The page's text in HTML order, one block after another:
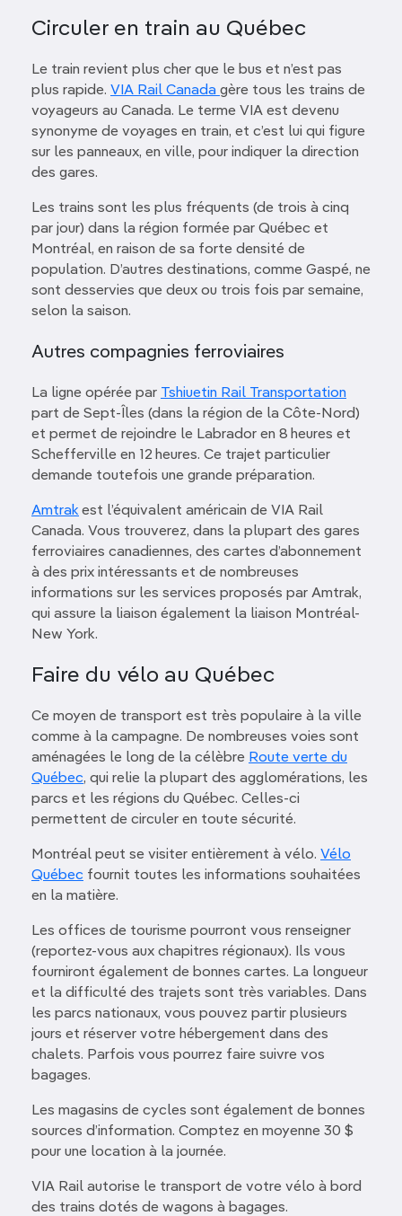
Circuler en train au Québec
Le train revient plus cher que le bus et n’est pas
plus rapide. VIA Rail Canada gère tous les trains de
voyageurs au Canada. Le terme VIA est devenu
synonyme de voyages en train, et c’est lui qui figure
sur les panneaux, en ville, pour indiquer la direction
des gares.
Les trains sont les plus fréquents (de trois à cinq
par jour) dans la région formée par Québec et
Montréal, en raison de sa forte densité de
population. D’autres destinations, comme Gaspé, ne
sont desservies que deux ou trois fois par semaine,
selon la saison.
Autres compagnies ferroviaires
La ligne opérée par Tshiuetin Rail Transportation
part de Sept-Îles (dans la région de la Côte-Nord)
et permet de rejoindre le Labrador en 8 heures et
Schefferville en 12 heures. Ce trajet particulier
demande toutefois une grande préparation.
Amtrak est l’équivalent américain de VIA Rail
Canada. Vous trouverez, dans la plupart des gares
ferroviaires canadiennes, des cartes d’abonnement
à des prix intéressants et de nombreuses
informations sur les services proposés par Amtrak,
qui assure la liaison également la liaison Montréal-
New York.
Faire du vélo au Québec
Ce moyen de transport est très populaire à la ville
comme à la campagne. De nombreuses voies sont
aménagées le long de la célèbre Route verte du
Québec, qui relie la plupart des agglomérations, les
parcs et les régions du Québec. Celles-ci
permettent de circuler en toute sécurité.
Montréal peut se visiter entièrement à vélo. Vélo
Québec fournit toutes les informations souhaitées
en la matière.
Les offices de tourisme pourront vous renseigner
(reportez-vous aux chapitres régionaux). Ils vous
fourniront également de bonnes cartes. La longueur
et la difficulté des trajets sont très variables. Dans
les parcs nationaux, vous pouvez partir plusieurs
jours et réserver votre hébergement dans des
chalets. Parfois vous pourrez faire suivre vos
bagages.
Les magasins de cycles sont également de bonnes
sources d’information. Comptez en moyenne 30 $
pour une location à la journée.
VIA Rail autorise le transport de votre vélo à bord
des trains dotés de wagons à bagages.